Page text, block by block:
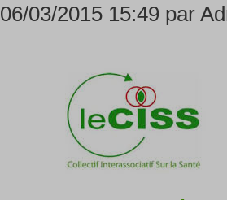
06/03/2015 15:49 par